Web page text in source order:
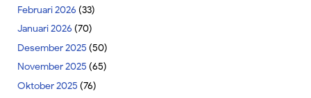
Februari 2026 (33)
Januari 2026 (70)
Desember 2025 (50)
November 2025 (65)
Oktober 2025 (76)